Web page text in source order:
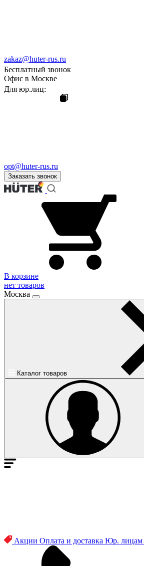
zakaz@huter-rus.ru
Бесплатный звонок
Офис в Москве
Для юр.лиц:
opt@huter-rus.ru
Заказать звонок
В корзине
нет товаров
Москва
Каталог товаров
Акции Оплата и доставка Юр. лицам